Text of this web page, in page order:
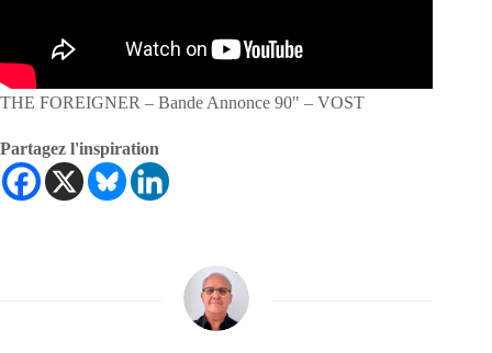
THE FOREIGNER – Bande Annonce 90" – VOST
Partagez l'inspiration